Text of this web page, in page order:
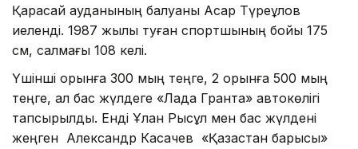
Қарасай ауданының балуаны Асқар Түреқұлов
иеленді. 1987 жылы туған спортшының бойы 175
см, салмағы 108 келі.
Үшінші орынға 300 мың теңге, 2 орынға 500 мың
теңге, ал бас жүлдеге «Лада Гранта» автокөлігі
тапсырылды. Енді Ұлан Рысқұл мен бас жүлдені
жеңген Александр Касачев «Қазақстан барысы»